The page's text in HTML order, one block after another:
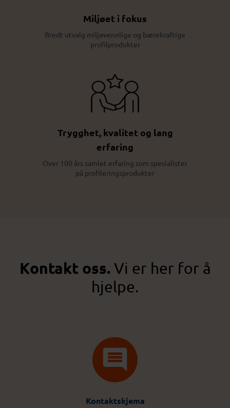
Miljøet i fokus
Bredt utvalg miljøvennlige og bærekraftige
profilprodukter
Trygghet, kvalitet og lang
erfaring
Over 100 års samlet erfaring som spesialister
på profileringsprodukter
Kontakt oss.Vi er her for å
hjelpe.
Kontaktskjema